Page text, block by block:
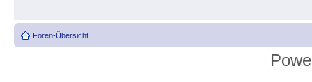
Foren-Übersicht